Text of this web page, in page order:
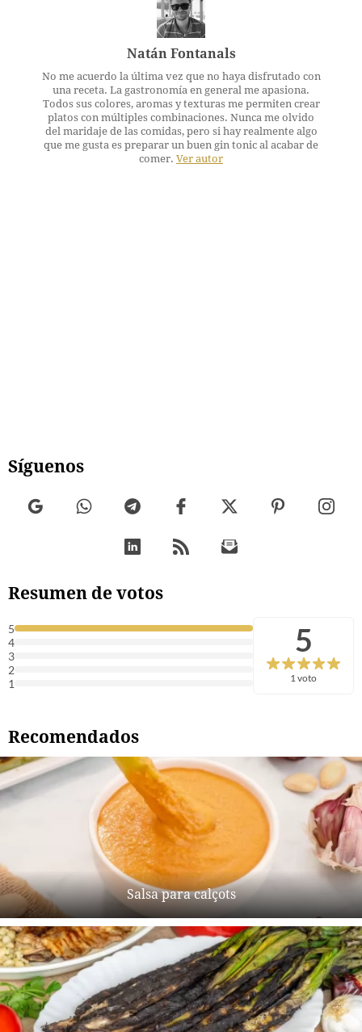
Natán Fontanals
No me acuerdo la última vez que no haya disfrutado con
una receta. La gastronomía en general me apasiona.
Todos sus colores, aromas y texturas me permiten crear
platos con múltiples combinaciones. Nunca me olvido
del maridaje de las comidas, pero si hay realmente algo
que me gusta es preparar un buen gin tonic al acabar de
comer. Ver autor
Síguenos
Resumen de votos
5
4
3
2
1
5
1 voto
Recomendados
Salsa para calçots